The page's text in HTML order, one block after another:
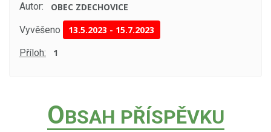
Autor:
OBEC ZDECHOVICE
Vyvěšeno 13.5.2023 - 15.7.2023
Příloh: 1
OBSAH PŘÍSPĚVKU